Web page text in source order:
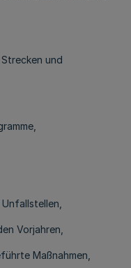
und
Vorjahren,
Maßnahmen,